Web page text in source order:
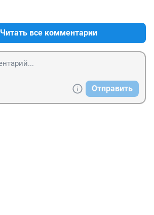
Читать все комментарии
Отправить